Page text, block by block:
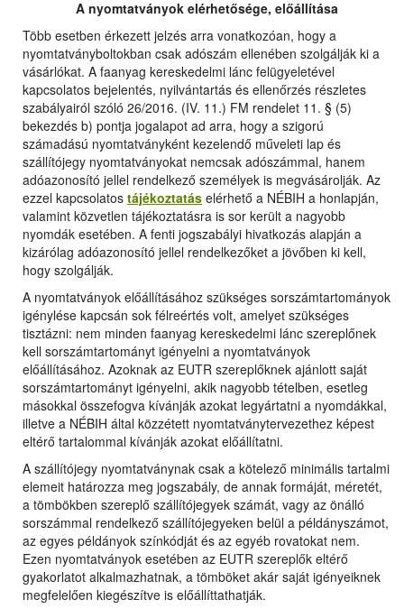
A nyomtatványok elérhetősége, előállítása
Több esetben érkezett jelzés arra vonatkozóan, hogy a
nyomtatványboltokban csak adószám ellenében szolgálják ki a
vásárlókat. A faanyag kereskedelmi lánc felügyeletével
kapcsolatos bejelentés, nyilvántartás és ellenőrzés részletes
szabályairól szóló 26/2016. (IV. 11.) FM rendelet 11. § (5)
bekezdés b) pontja jogalapot ad arra, hogy a szigorú
számadású nyomtatványként kezelendő műveleti lap és
szállítójegy nyomtatványokat nemcsak adószámmal, hanem
adóazonosító jellel rendelkező személyek is megvásárolják. Az
ezzel kapcsolatos tájékoztatás elérhető a NÉBIH a honlapján,
valamint közvetlen tájékoztatásra is sor került a nagyobb
nyomdák esetében. A fenti jogszabályi hivatkozás alapján a
kizárólag adóazonosító jellel rendelkezőket a jövőben ki kell,
hogy szolgálják.
A nyomtatványok előállításához szükséges sorszámtartományok
igénylése kapcsán sok félreértés volt, amelyet szükséges
tisztázni: nem minden faanyag kereskedelmi lánc szereplőnek
kell sorszámtartományt igényelni a nyomtatványok
előállításához. Azoknak az EUTR szereplőknek ajánlott saját
sorszámtartományt igényelni, akik nagyobb tételben, esetleg
másokkal összefogva kívánják azokat legyártatni a nyomdákkal,
illetve a NÉBIH által közzétett nyomtatványtervezethez képest
eltérő tartalommal kívánják azokat előállítatni.
A szállítójegy nyomtatványnak csak a kötelező minimális tartalmi
elemeit határozza meg jogszabály, de annak formáját, méretét,
a tömbökben szereplő szállítójegyek számát, vagy az önálló
sorszámmal rendelkező szállítójegyeken belül a példányszámot,
az egyes példányok színkódját és az egyéb rovatokat nem.
Ezen nyomtatványok esetében az EUTR szereplők eltérő
gyakorlatot alkalmazhatnak, a tömböket akár saját igényeiknek
megfelelően kiegészítve is előállíttathatják.